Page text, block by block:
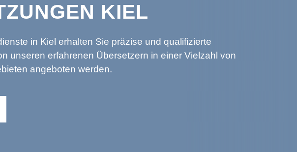
KIEL
in Kiel erhalten Sie präzise und qualifizierte
unseren erfahrenen Übersetzern in einer Vielzahl von
angeboten werden.